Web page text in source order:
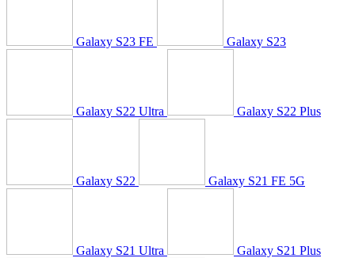
Galaxy S23 FE Galaxy S23
Galaxy S22 Ultra Galaxy S22 Plus
Galaxy S22 Galaxy S21 FE 5G
Galaxy S21 Ultra Galaxy S21 Plus